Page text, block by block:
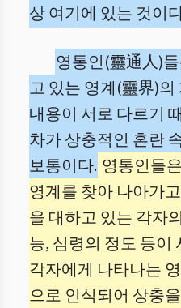
상 여기에 있는 것이
영통인(靈通人)
고 있는 영계(靈界)
내용이 서로 다르기
차가 상충적인 혼란
보통이다. 영통인들
영계를 찾아 나아가
을 대하고 있는 각자
능, 심령의 정도 등이
각자에게 나타나는
으로 인식되어 상충